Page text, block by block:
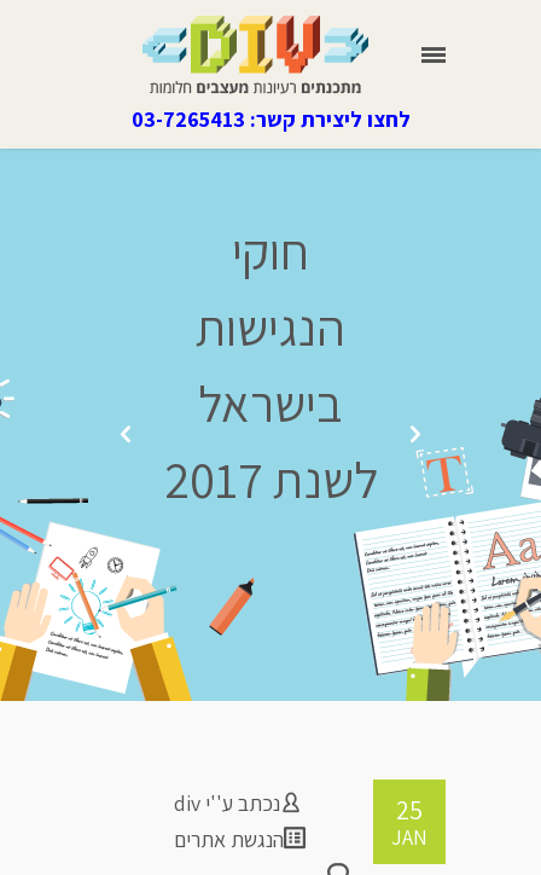
לחצו ליצירת קשר: 03-7265413
חוקי
הנגישות
בישראל
לשנת 2017
25
JAN
נכתב ע''י div
הנגשת אתרים